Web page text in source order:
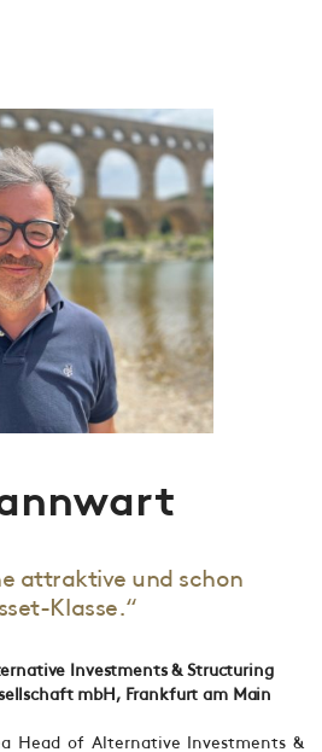
attraktive und schon
Klasse.“
Investments & Structuring
mbH, Frankfurt am Main
Head of Alternative Investments &